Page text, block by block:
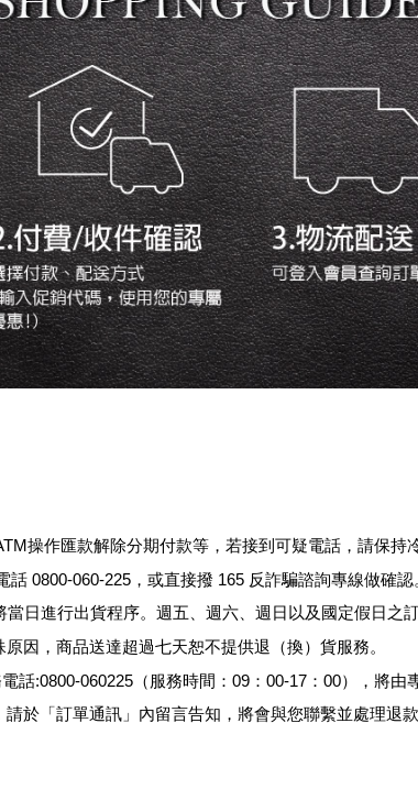
操作匯款解除分期付款等，若接到可疑電話，請保持
話 0800-060-225 ，或直接撥 165 反詐騙諮詢專線做確認
日進行出貨程序。週五、週六、週日以及國定假日之
因，商品送達超過七天恕不提供退 （換）貨服務。
話:0800-060225（ 服務時間：09：00-17：00）
，將由
於「訂單通訊」內留言告知，將會與您聯繫並處理退款